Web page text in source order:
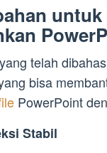
untuk
telah
bisa
PowerPoint
Stabil